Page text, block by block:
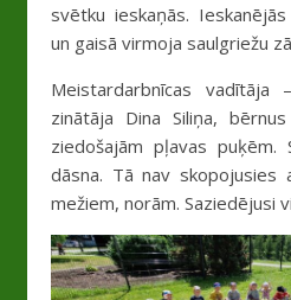
svētku ieskaņās.
un gaisā virmoja saulgriežu
Meistardarbnīcas vadītāja
zinātāja Dina Siliņa,
ziedošajām pļavas
dāsna. Tā nav skopojusies
mežiem, norām. Saziedējusi